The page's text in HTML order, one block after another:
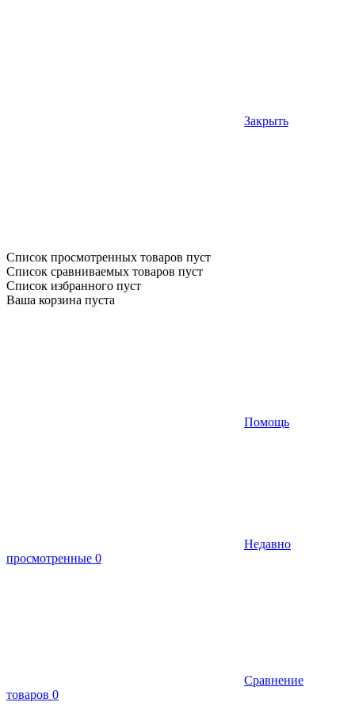
Закрыть
Список просмотренных товаров пуст
Список сравниваемых товаров пуст
Список избранного пуст
Ваша корзина пуста
Помощь
Недавно
просмотренные 0
Сравнение
товаров 0